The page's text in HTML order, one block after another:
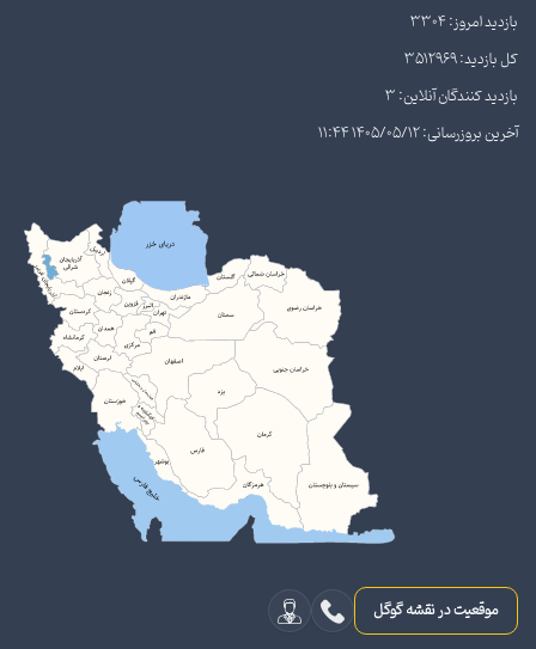
بازدید امروز: 3304
کل بازدید: 3512969
بازدید کنندگان آنلاین: 3
آخرین بروزرسانی: 1405/05/12 11:44
موقعیت در نقشه گوگل